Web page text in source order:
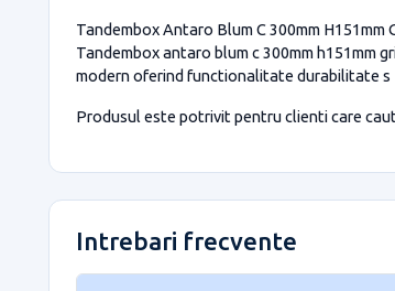
Tandembox Antaro Blum C 300mm
Tandembox antaro blum c 300mm
modern oferind functionalitate durabilitate s
Produsul este potrivit pentru clienti care
Intrebari frecvente